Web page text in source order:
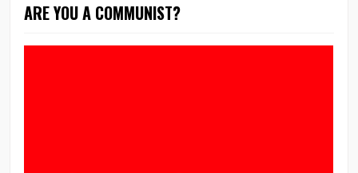
ARE YOU A COMMUNIST?